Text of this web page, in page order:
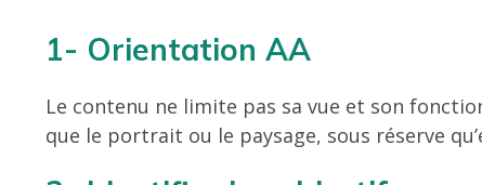
1- Orientation AA
Le contenu ne limite pas sa vue et son
que le portrait ou le paysage, sous réserve